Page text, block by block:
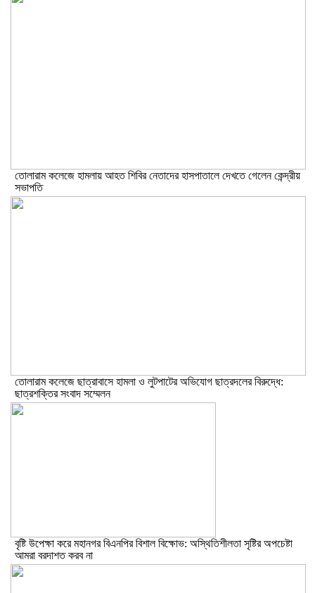
তোলারাম কলেজে হামলায় আহত শিবির নেতাদের হাসপাতালে দেখতে গেলেন কেন্দ্রীয়
সভাপতি
তোলারাম কলেজে ছাত্রাবাসে হামলা ও লুটপাটের অভিযোগ ছাত্রদলের বিরুদ্ধে:
ছাত্রশক্তির সংবাদ সম্মেলন
বৃষ্টি উপেক্ষা করে মহানগর বিএনপির বিশাল বিক্ষোভ: অস্থিতিশীলতা সৃষ্টির অপচেষ্টা
আমরা বরদাশত করব না